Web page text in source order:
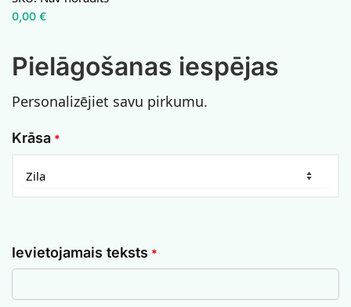
0,00 €
Pielāgošanas iespējas
Personalizējiet savu pirkumu.
Krāsa *
Ievietojamais teksts *